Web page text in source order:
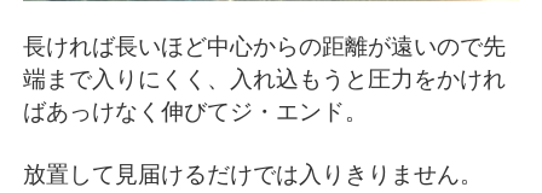
長ければ長いほど中心からの距離が遠いので先
端まで入りにくく、入れ込もうと圧力をかけれ
ばあっけなく伸びてジ・エンド。
放置して見届けるだけでは入りきりません。